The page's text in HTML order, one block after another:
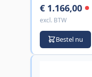
€ 1.166,00
excl. BTW
Bestel nu